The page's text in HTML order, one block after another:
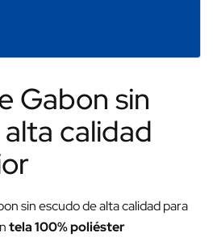
Gabon sin
calidad
sin escudo de alta calidad para
tela 100% poliéster